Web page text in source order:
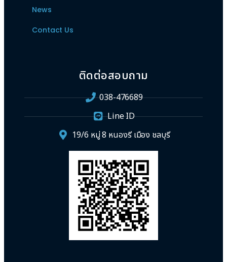
News
Contact Us
ติดต่อสอบถาม
038-476689
Line ID
19/6 หมู่ 8 หนองรี เมือง ชลบุรี